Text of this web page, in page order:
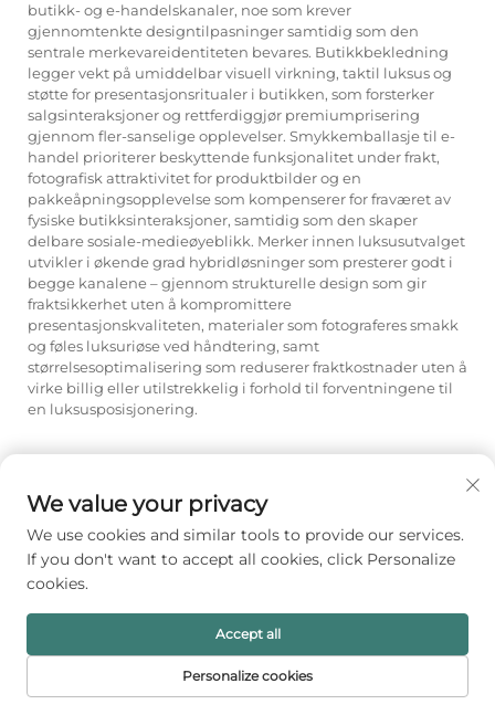
butikk- og e-handelskanaler, noe som krever
gjennomtenkte designtilpasninger samtidig som den
sentrale merkevareidentiteten bevares. Butikkbekledning
legger vekt på umiddelbar visuell virkning, taktil luksus og
støtte for presentasjonsritualer i butikken, som forsterker
salgsinteraksjoner og rettferdiggjør premiumprisering
gjennom fler-sanselige opplevelser. Smykkemballasje til e-
handel prioriterer beskyttende funksjonalitet under frakt,
fotografisk attraktivitet for produktbilder og en
pakkeåpningsopplevelse som kompenserer for fraværet av
fysiske butikksinteraksjoner, samtidig som den skaper
delbare sosiale-medieøyeblikk. Merker innen luksusutvalget
utvikler i økende grad hybridløsninger som presterer godt i
begge kanalene – gjennom strukturelle design som gir
fraktsikkerhet uten å kompromittere
presentasjonskvaliteten, materialer som fotograferes smakk
og føles luksuriøse ved håndtering, samt
størrelsesoptimalisering som reduserer fraktkostnader uten å
virke billig eller utilstrekkelig i forhold til forventningene til
en luksusposisjonering.
Neste: Hvordan finner man en pålitelig produsent av smykkespakking i større mengder?
We value your privacy
We use cookies and similar tools to provide our services.
If you don't want to accept all cookies, click Personalize
cookies.
Personalize cookies
Accept all